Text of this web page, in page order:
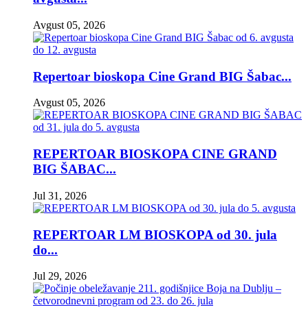
Avgust 05, 2026
Repertoar bioskopa Cine Grand BIG Šabac...
Avgust 05, 2026
REPERTOAR BIOSKOPA CINE GRAND
BIG ŠABAC...
Jul 31, 2026
REPERTOAR LM BIOSKOPA od 30. jula
do...
Jul 29, 2026